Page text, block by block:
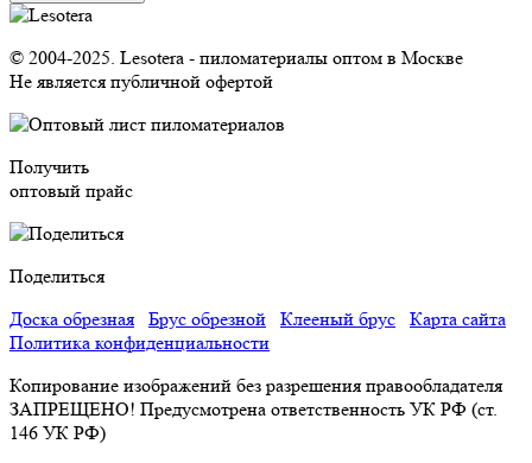
© 2004-2025. Lesotera - пиломатериалы оптом в Москве
Не является публичной офертой
Получить
оптовый прайс
Поделиться
Доска обрезная
Брус обрезной Клееный брус
Карта сайта
Политика конфиденциальности
Копирование изображений без разрешения правообладателя
ЗАПРЕЩЕНО! Предусмотрена ответственность УК РФ (ст.
146 УК РФ)